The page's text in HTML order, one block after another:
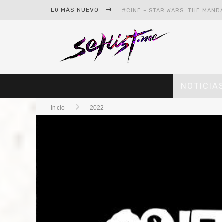
LO MÁS NUEVO #CINE – STAR WARS: THE
#CINE – SPIDER-MAN: UN
Inicio 2022